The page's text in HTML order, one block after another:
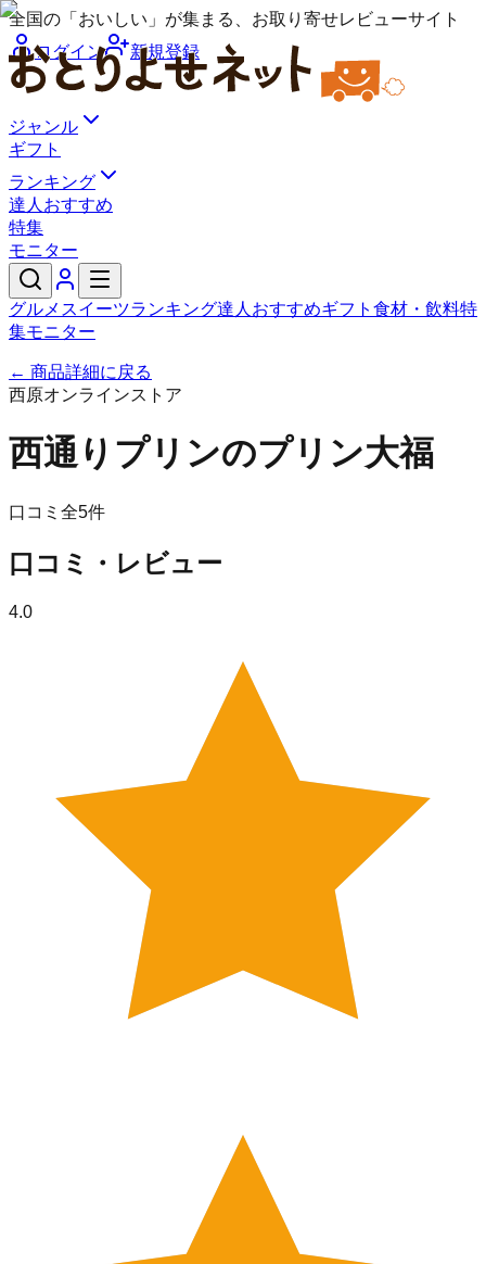
全国の「おいしい」が集まる、お取り寄せレビューサイト
ログイン
新規登録
ジャンル
ギフト
ランキング
達人おすすめ
特集
モニター
グルメ スイーツランキング達人おすすめギフト 食材・飲料特
集モニター
← 商品詳細に戻る
西原オンラインストア
西通りプリンのプリン大福
口コミ全5件
口コミ・レビュー
4.0